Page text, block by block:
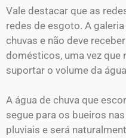
Vale destacar que as
redes de esgoto. A
chuvas e não deve
domésticos, uma vez que
suportar o volume da
A água de chuva que
segue para os bueiros
pluviais e será